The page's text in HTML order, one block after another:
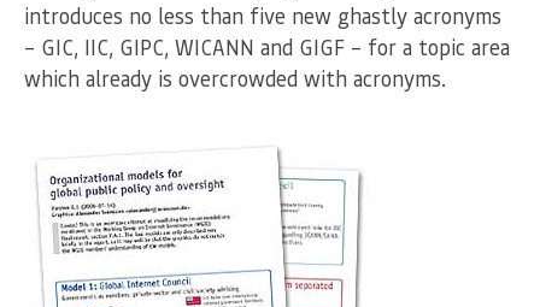
introduces no less than five new ghastly acronyms
– GIC, IIC, GIPC, WICANN and GIGF – for a topic area
which already is overcrowded with acronyms.